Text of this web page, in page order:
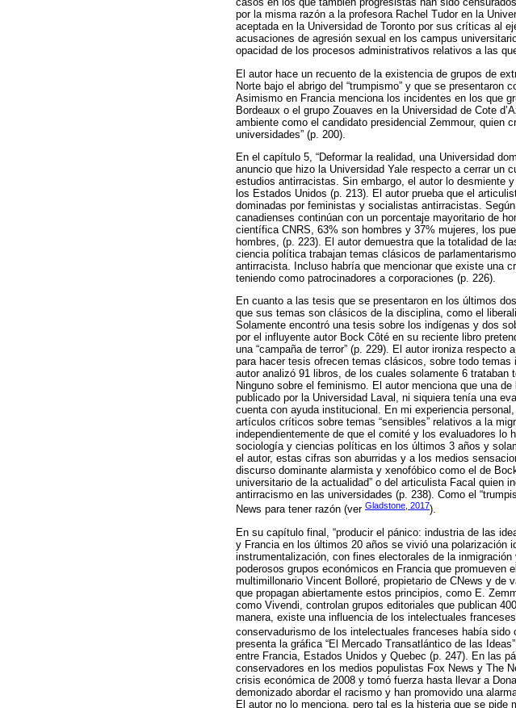
por la misma razón a la profesora Rachel Tudor en la
aceptada en la Universidad de Toronto por sus críticas al
acusaciones de agresión sexual en los campus
opacidad de los procesos administrativos relativos a las
El autor hace un recuento de la existencia de grupos de
Norte bajo el abrigo del “trumpismo” y que se presentaron
Asimismo en Francia menciona los incidentes en los que
Bordeaux o el grupo Zouaves en la Universidad de Cote
ambiente como el candidato presidencial Zemmour, quien
universidades” (p. 200).
En el capítulo 5, “Deformar la realidad, una Universidad
anuncio que hizo la Universidad Yale respecto a cerrar un
estudios antirracistas. Sin embargo, el autor lo desmiente
los Estados Unidos (p. 213). El autor prueba que el
dominadas por feministas y socialistas antirracistas.
canadienses continúan con un porcentaje mayoritario de
científica CNRS, 63% son hombres y 37% mujeres, los
hombres, (p. 223). El autor demuestra que la totalidad de
ciencia política trabajan temas clásicos de
antirracista. Incluso habría que mencionar que existe una
teniendo como patrocinadores a corporaciones (p. 226).
En cuanto a las tesis que se presentaron en los últimos
que sus temas son clásicos de la disciplina, como el
Solamente encontró una tesis sobre los indígenas y dos
por el influyente autor Bock Côté en su reciente libro
una “campaña de terror” (p. 229). El autor ironiza
para hacer tesis ofrecen temas clásicos, sobre todo
autor analizó 91 libros, de los cuales solamente 6 trataban
Ninguno sobre el feminismo. El autor menciona que una
publicado por la Universidad Laval, ni siquiera tenía una
cuenta con ayuda institucional. En mi experiencia
artículos críticos sobre temas “sensibles” relativos a la
independientemente de que el comité y los evaluadores
sociología y ciencias políticas en los últimos 3 años y
el autor, estas cifras son aburridas y a los medios
discurso dominante alarmista y xenofóbico como el de
universitario de la actualidad” o del articulista Facal quien
antirracismo en las universidades (p. 238). Como el
News para tener razón (ver Gladstone, 2017).
En su capítulo final, “producir el pánico: industria de las
y Francia en los últimos 20 años se vivió una polarización
instrumentalización, con fines electorales de la
poderosos grupos económicos en Francia que promueven
multimillonario Vincent Bolloré, propietario de CNews y de
que propagan abiertamente estos principios, como E.
como Vivendi, controlan grupos editoriales que publican
manera, existe una influencia de los intelectuales
conservadurismo de los intelectuales franceses había sido
presenta la gráfica “El Mercado Transatlántico de las
entre Francia, Estados Unidos y Quebec (p. 247). En las
conservadores en los medios populistas Fox News y The
crisis económica de 2008 y tomó fuerza hasta llevar a
demonizado abordar el racismo y han promovido una
El autor no lo menciona, pero tal es la histeria que se